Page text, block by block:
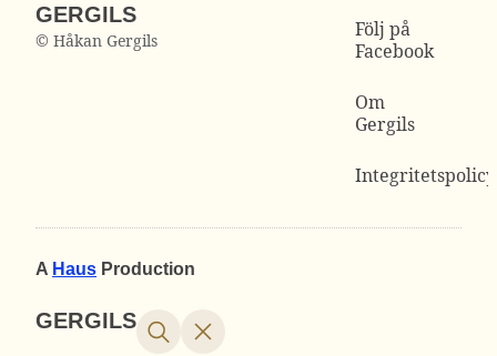
GERGILS
© Håkan Gergils
Följ på
Facebook
Om
Gergils
Integritetspolicy
A Haus Production
GERGILS